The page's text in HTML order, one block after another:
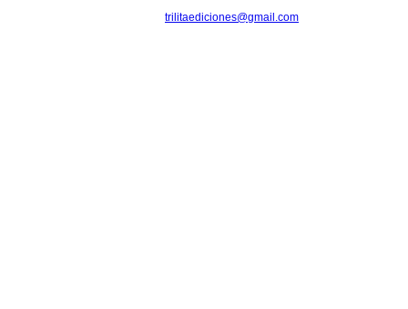
trilitaediciones@gmail.com